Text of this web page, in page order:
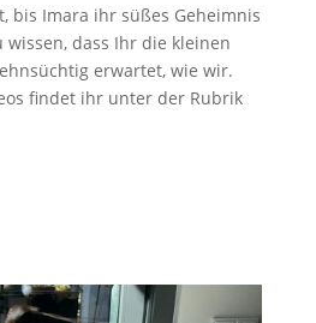
bis Imara ihr süßes Geheimnis
wissen, dass Ihr die kleinen
erwartet, wie wir.
findet ihr unter der Rubrik